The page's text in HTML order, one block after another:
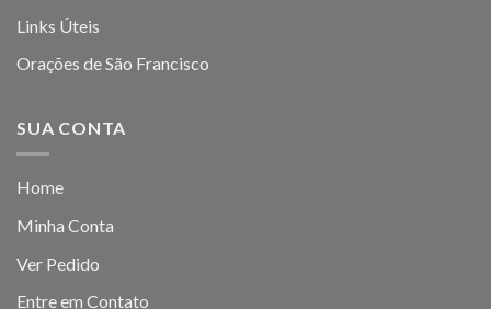
Links Úteis
Orações de São Francisco
SUA CONTA
Home
Minha Conta
Ver Pedido
Entre em Contato